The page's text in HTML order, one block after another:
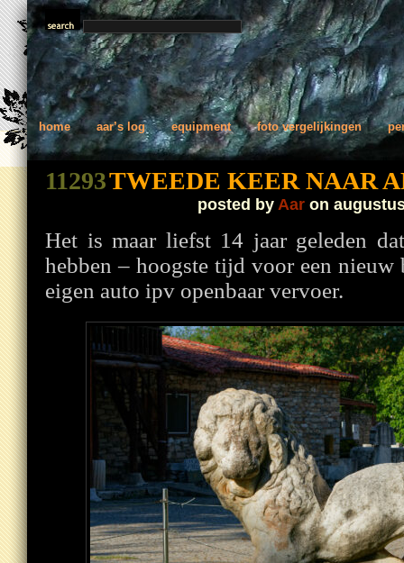
home aar’s log equipment foto vergelijkingen
11293TWEEDE KEER NAAR
posted by Aaron
Het is maar liefst 14 jaar geleden
hebben – hoogste tijd voor een nieuw
eigen auto ipv openbaar vervoer.